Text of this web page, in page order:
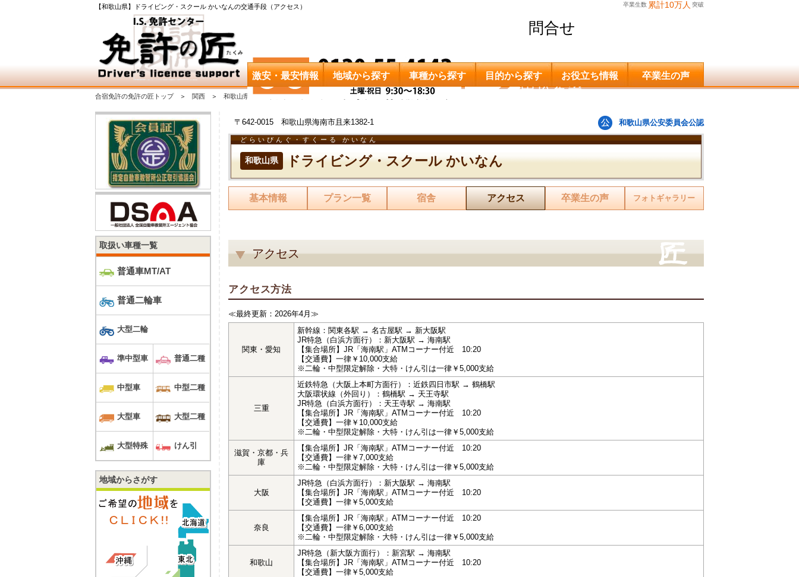
【和歌山県】ドライビング・スクール かいなんの交通手段（アクセス） 卒業生数 累計10万人 突破
問合せ
申込希望
激安・最安情報 地域から探す 車種から探す 目的から探す お役立ち情報 卒業生の声
合宿免許の免許の匠トップ 関西 和歌山県 ドライビング・スクール かいなん 交通手段（アクセス）
〒642-0015 和歌山県海南市且来1382-1 和歌山県公安委員会公認
和歌山県 ドライビング・スクール かいなん
どらいびんぐ・すくーる かいなん
基本情報 プラン一覧 宿舎 アクセス 卒業生の声 フォトギャラリー
アクセス
アクセス方法
≪最終更新：2026年4月≫
関東・愛知
新幹線：関東各駅 → 名古屋駅 → 新大阪駅
JR特急（白浜方面行）：新大阪駅 → 海南駅
【集合場所】JR「海南駅」ATMコーナー付近 10:20
【交通費】一律￥10,000支給
※二輪・中型限定解除・大特・けん引は一律￥5,000支給
三重
近鉄特急（大阪上本町方面行）：近鉄四日市駅 → 鶴橋駅
大阪環状線（外回り）：鶴橋駅 → 天王寺駅
JR特急（白浜方面行）：天王寺駅 → 海南駅
【集合場所】JR「海南駅」ATMコーナー付近 10:20
【交通費】一律￥10,000支給
※二輪・中型限定解除・大特・けん引は一律￥5,000支給
滋賀・京都・兵
庫
【集合場所】JR「海南駅」ATMコーナー付近 10:20
【交通費】一律￥7,000支給
※二輪・中型限定解除・大特・けん引は一律￥5,000支給
大阪
JR特急（白浜方面行）：新大阪駅 → 海南駅
【集合場所】JR「海南駅」ATMコーナー付近 10:20
【交通費】一律￥5,000支給
奈良
【集合場所】JR「海南駅」ATMコーナー付近 10:20
【交通費】一律￥6,000支給
※二輪・中型限定解除・大特・けん引は一律￥5,000支給
和歌山
JR特急（新大阪方面行）：新宮駅 → 海南駅
【集合場所】JR「海南駅」ATMコーナー付近 10:20
【交通費】一律￥5,000支給
取扱い車種一覧
普通車MT/AT
普通二輪車
大型二輪
準中型車 普通二種
中型車 中型二種
大型車 大型二種
大型特殊 けん引
地域からさがす